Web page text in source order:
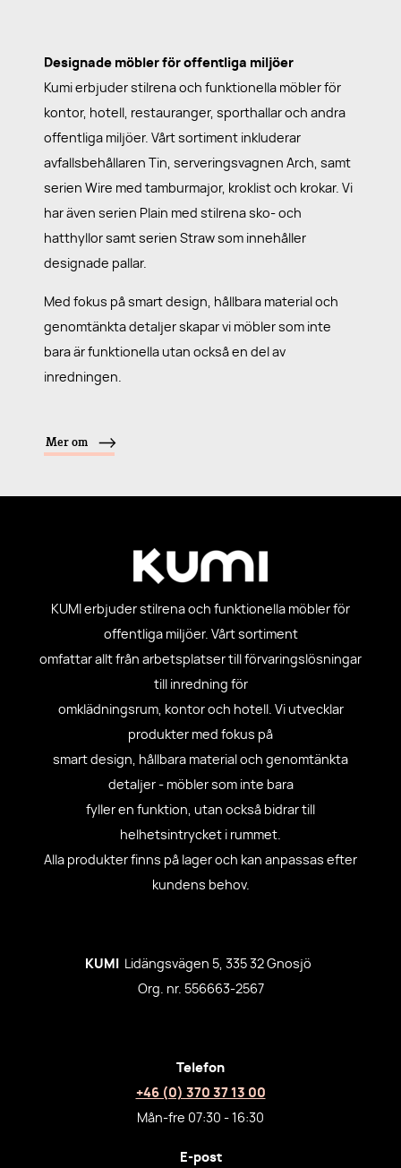
Designade möbler för offentliga miljöer
Kumi erbjuder stilrena och funktionella möbler för
kontor, hotell, restauranger, sporthallar och andra
offentliga miljöer. Vårt sortiment inkluderar
avfallsbehållaren Tin, serveringsvagnen Arch, samt
serien Wire med tamburmajor, kroklist och krokar. Vi
har även serien Plain med stilrena sko- och
hatthyllor samt serien Straw som innehåller
designade pallar.
Med fokus på smart design, hållbara material och
genomtänkta detaljer skapar vi möbler som inte
bara är funktionella utan också en del av
inredningen.
Mer om
KUMI erbjuder stilrena och funktionella möbler för
offentliga miljöer. Vårt sortiment
omfattar allt från arbetsplatser till förvaringslösningar
till inredning för
omklädningsrum, kontor och hotell. Vi utvecklar
produkter med fokus på
smart design, hållbara material och genomtänkta
detaljer - möbler som inte bara
fyller en funktion, utan också bidrar till
helhetsintrycket i rummet.
Alla produkter finns på lager och kan anpassas efter
kundens behov.
KUMI
Lidängsvägen 5, 335 32 Gnosjö
Org. nr. 556663-2567
Telefon
+46 (0) 370 37 13 00
Mån-fre 07:30 - 16:30
E-post